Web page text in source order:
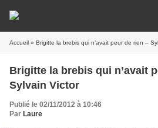
Accueil » Brigitte la brebis qui n’avait peur de rien –
Brigitte la brebis qui n’avait
Sylvain Victor
Publié le 02/11/2012 à 10:46
Par Laure